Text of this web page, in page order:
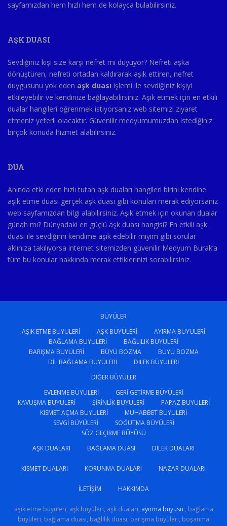
sayfamızdan hem hızlı hem de kolayca bulabilirsiniz.
AŞK DUASI
Sevdiğiniz kişi size karşı nefret mi duyuyor? Nefreti aşka
dönüştüren, nefreti ortadan kaldırarak aşık ettiren, nefret
duygusunu yok eden aşk duası işlemi ile sevdiğiniz kişiyi
etkileyebilir ve kendinize bağlayabilirsiniz. Aşık etmek için en etkili
dualar hangileri öğrenmek istiyorsanız web sitemizi ziyaret
etmeniz yeterli olacaktır. Güvenilir medyumumuzdan istediğiniz
birçok konuda hizmet alabilirsiniz.
DUA
Anında etki eden hızlı tutan aşk duaları hangileri birini kendine
aşık etme duası gerçek aşk duası gibi konuları merak ediyorsanız
web sayfamızdan bilgi alabilirsiniz. Aşık etmek için okunan dualar
günah mı? Dünyadaki en güçlü aşk duası hangisi? En etkili aşk
duası ile sevdiğimi kendime aşık edebilir miyim gibi sorular
aklınıza takılıyorsa internet sitemizden güvenilir Medyum Burak’a
tüm bu konular hakkında merak ettiklerinizi sorabilirsiniz.
BÜYÜLER
AŞIK ETME BÜYÜLERI
AŞK BÜYÜLERI
AYIRMA BÜYÜLERI
BAĞLAMA BÜYÜLERI
BAĞLILIK BÜYÜLERI
BARIŞMA BÜYÜLERI
BÜYÜ BOZMA
BÜYÜ BOZMA
DIL BAĞLAMA BÜYÜLERI
DILEK BÜYÜLERI
DIĞER BÜYÜLER
EVLENME BÜYÜLERI
GERI GETIRME BÜYÜLERI
KAVUŞMA BÜYÜLERI
ŞIRINLIK BÜYÜLERI
PAPAZ BÜYÜLERI
KISMET AÇMA BÜYÜLERI
MUHABBET BÜYÜLERI
SEVGI BÜYÜLERI
SOĞUTMA BÜYÜLERI
SÖZ GEÇIRME BÜYÜSÜ
AŞK DUALARI
BAĞLAMA DUASI DILEK DUALARI
KISMET DUALARI KORUNMA DUALARI NAZAR DUALARI
İLETIŞIM HAKKIMDA
aşık etme büyüleri, aşk büyüleri, aşk duaları, ayırma büyüsü , bağlama
büyüleri, bağlama duası, bağlılık duası, barışma büyüleri, boşanma